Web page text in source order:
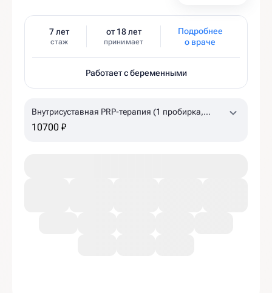
7 лет
стаж
от 18 лет
принимает
Подробнее
о враче
Работает с беременными
Внутрисуставная PRP-терапия (1 пробирка,
коленный, плечевой суставы)
10700 ₽